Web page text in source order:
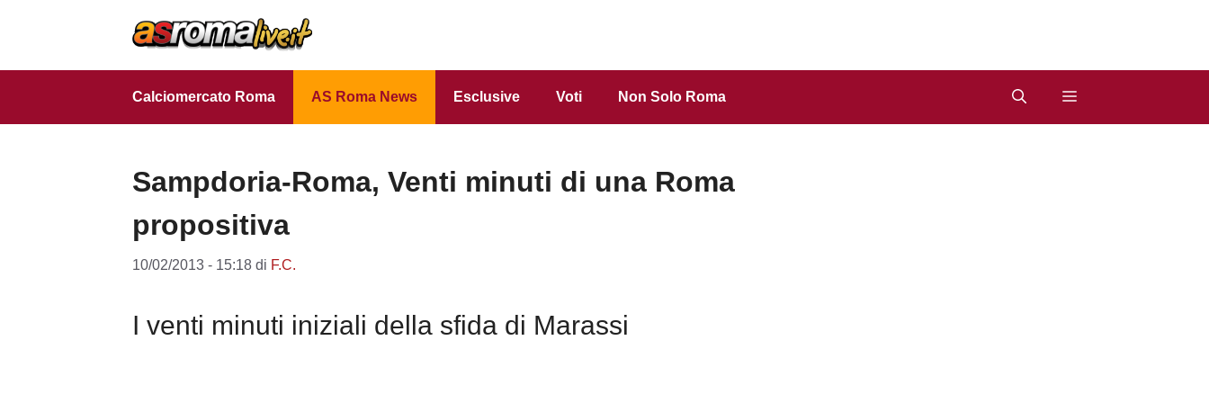
Calciomercato Roma AS Roma News Esclusive Voti Non Solo Roma
Sampdoria-Roma, Venti minuti di una Roma
propositiva
10/02/2013 - 15:18 di F.C.
I venti minuti iniziali della sfida di Marassi